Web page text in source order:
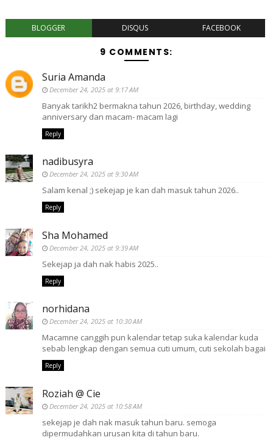
BLOGGER DISQUS FACEBOOK
9 COMMENTS:
Suria Amanda
December 24, 2025 at 9:17 AM
Banyak tarikh2 bermakna tahun 2026, birthday, wedding
anniversary dan macam- macam lagi
Reply
nadibusyra
December 24, 2025 at 9:30 AM
Salam kenal ;) sekejap je kan dah masuk tahun 2026..
Reply
Sha Mohamed
December 24, 2025 at 9:39 AM
Sekejap ja dah nak habis 2025..
Reply
norhidana
December 24, 2025 at 10:30 AM
Macamne canggih pun kalendar tetap suka kalendar kuda
sebab lengkap dengan semua cuti umum, cuti sekolah bagai
Reply
Roziah @ Cie
December 24, 2025 at 10:58 AM
sekejap je dah nak masuk tahun baru. semoga
dipermudahkan urusan kita di tahun baru.